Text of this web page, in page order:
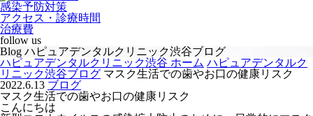
感染予防対策
アクセス・診療時間
治療費
follow us
Blog ハピュアデンタルクリニック渋谷ブログ
ハピュアデンタルクリニック渋谷 ホーム ハピュアデンタルク
リニック渋谷ブログ マスク生活での歯やお口の健康リスク
2022.6.13 ブログ
マスク生活での歯やお口の健康リスク
こんにちは